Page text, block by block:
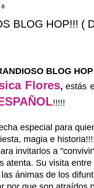
BLOG HOP!!! (
BLOG
Flores, estás
!!!!!
especial para
magia e
invitarlos a
atenta. Su visita
ánimas de los